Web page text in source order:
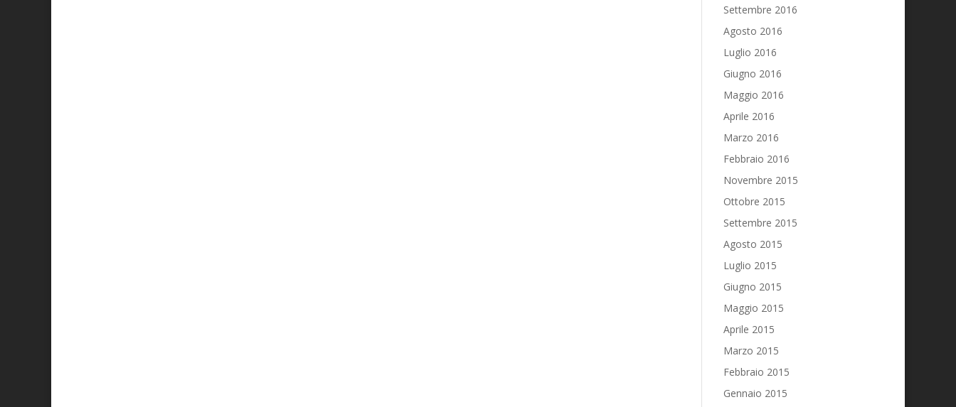
Settembre 2016
Agosto 2016
Luglio 2016
Giugno 2016
Maggio 2016
Aprile 2016
Marzo 2016
Febbraio 2016
Novembre 2015
Ottobre 2015
Settembre 2015
Agosto 2015
Luglio 2015
Giugno 2015
Maggio 2015
Aprile 2015
Marzo 2015
Febbraio 2015
Gennaio 2015